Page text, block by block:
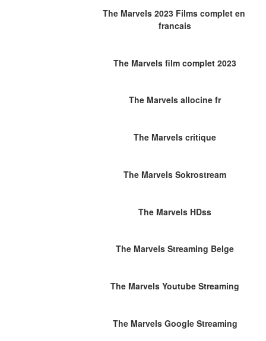
The Marvels 2023 Films complet en
francais
The Marvels film complet 2023
The Marvels allocine fr
The Marvels critique
The Marvels Sokrostream
The Marvels HDss
The Marvels Streaming Belge
The Marvels Youtube Streaming
The Marvels Google Streaming